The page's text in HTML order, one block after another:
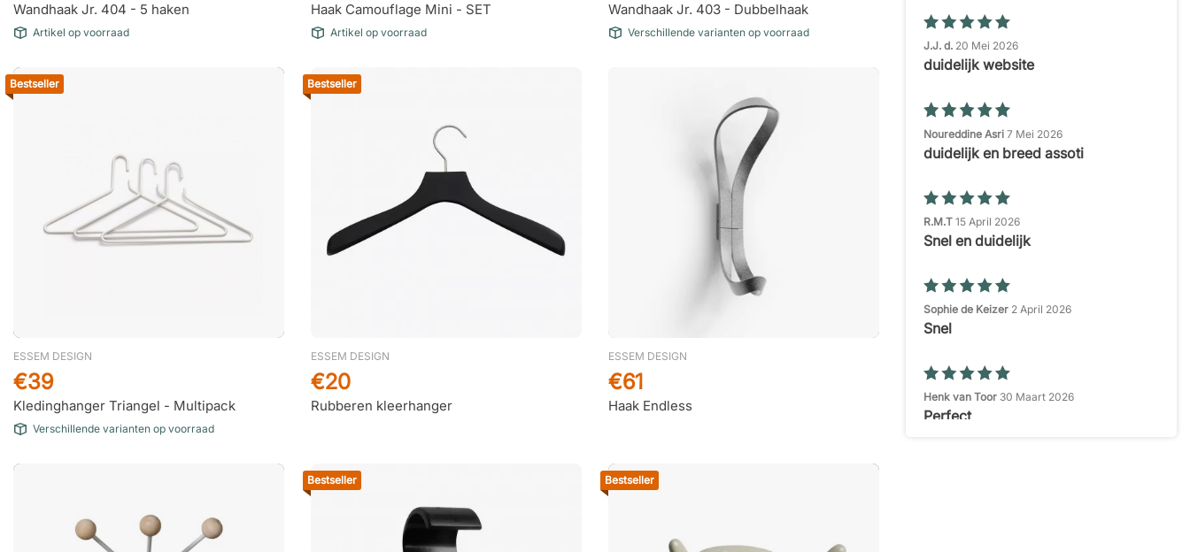
J.J. d. 20 Mei 2026
duidelijk website
Noureddine Asri 7 Mei 2026
duidelijk en breed assoti
R.M.T 15 April 2026
Snel en duidelijk
Sophie de Keizer 2 April 2026
Snel
Henk van Toor 30 Maart 2026
Perfect
Wandhaak Jr. 404 - 5 haken
Artikel op voorraad
Haak Camouflage Mini - SET
Artikel op voorraad
Wandhaak Jr. 403 - Dubbelhaak
Verschillende varianten op voorraad
Bestseller
ESSEM DESIGN
Kledinghanger Triangel - Multipack
€39
Verschillende varianten op voorraad
Bestseller
ESSEM DESIGN
Rubberen kleerhanger
€20
ESSEM DESIGN
Haak Endless
€61
Bestseller Bestseller